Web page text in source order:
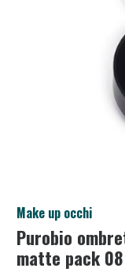
Make up occhi
Purobio
matte pack 08
Salini e